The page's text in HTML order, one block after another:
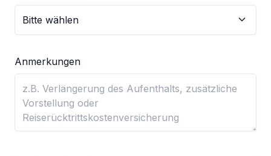
Anmerkungen